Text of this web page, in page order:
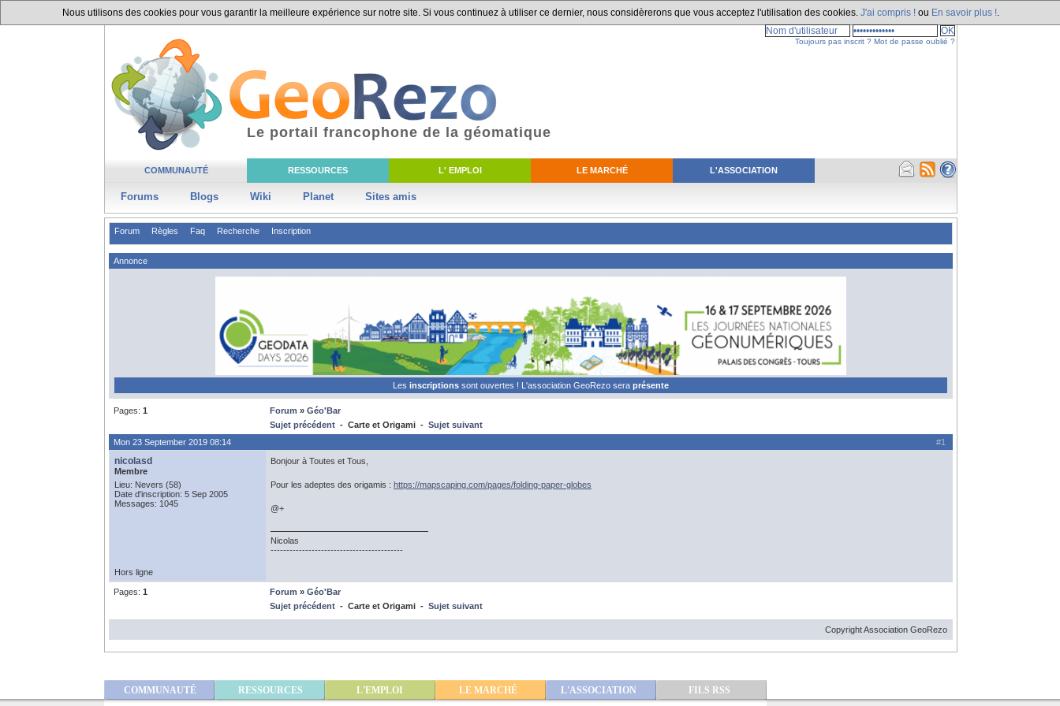
Nous utilisons des cookies pour vous garantir la meilleure expérience sur notre site. Si vous continuez à utiliser ce dernier, nous considèrerons que vous acceptez l'utilisation des cookies. J'ai compris ! ou En savoir plus !
COMMUNAUTÉ RESSOURCES L' EMPLOI LE MARCHÉ L'ASSOCIATION
Forums Blogs Wiki Planet Sites amis
Le portail francophone de la géomatique
Toujours pas inscrit ? Mot de passe oublié ?
Forum Règles Faq Recherche Inscription
Annonce
Les inscriptions sont ouvertes ! L'association GeoRezo sera présente
Pages: 1 Forum » Géo'Bar
Sujet précédent - Carte et Origami - Sujet suivant
#1
Mon 23 September 2019 08:14
nicolasd
Membre
Lieu: Nevers (58)
Date d'inscription: 5 Sep 2005
Messages: 1045
Bonjour à Toutes et Tous,
Pour les adeptes des origamis : https://mapscaping.com/pages/folding-paper-globes
@+
Nicolas
------------------------------------------
Hors ligne
Pages: 1 Forum » Géo'Bar
Sujet précédent - Carte et Origami - Sujet suivant
Copyright Association GeoRezo
COMMUNAUTÉ RESSOURCES L'EMPLOI LE MARCHÉ L'ASSOCIATION FILS RSS